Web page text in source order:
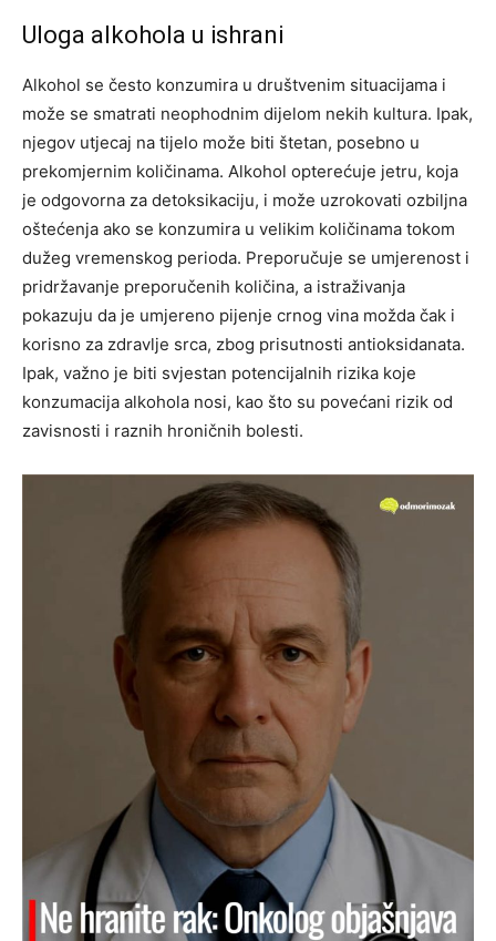
Uloga alkohola u ishrani
Alkohol se često konzumira u društvenim situacijama i
može se smatrati neophodnim dijelom nekih kultura. Ipak,
njegov utjecaj na tijelo može biti štetan, posebno u
prekomjernim količinama. Alkohol opterećuje jetru, koja
je odgovorna za detoksikaciju, i može uzrokovati ozbiljna
oštećenja ako se konzumira u velikim količinama tokom
dužeg vremenskog perioda. Preporučuje se umjerenost i
pridržavanje preporučenih količina, a istraživanja
pokazuju da je umjereno pijenje crnog vina možda čak i
korisno za zdravlje srca, zbog prisutnosti antioksidanata.
Ipak, važno je biti svjestan potencijalnih rizika koje
konzumacija alkohola nosi, kao što su povećani rizik od
zavisnosti i raznih hroničnih bolesti.